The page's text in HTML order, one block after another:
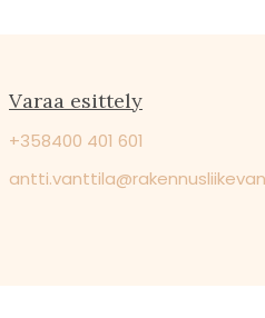
Varaa esittely
+358400 401 601